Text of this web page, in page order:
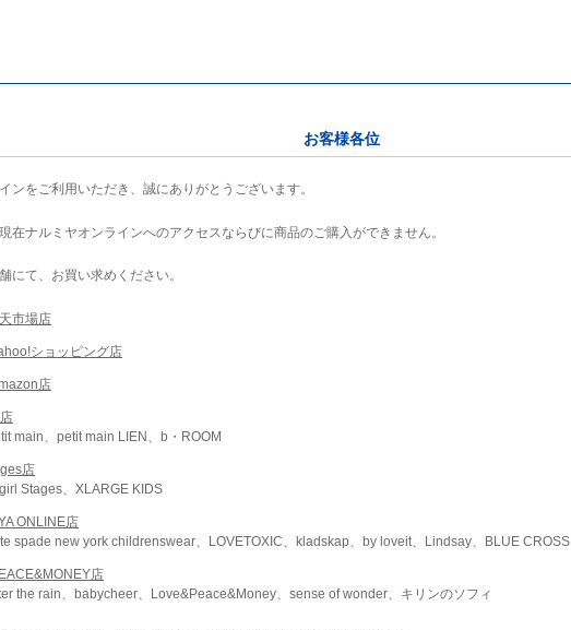
お客様各位
ンをご利用いただき、誠にありがとうございます。
在ナルミヤオンラインへのアクセスならびに商品のご購入ができません。
にて、お買い求めください。
市場店
ショッピング店
店
main、petit main LIEN、b・ROOM
店
Stages、XLARGE KIDS
ONLINE店
spade new york childrenswear、LOVETOXIC、kladskap、by loveit、Lindsay、BLUE CROSS
店
the rain、babycheer、Love&Peace&Money、sense of wonder、キリンのソフィ